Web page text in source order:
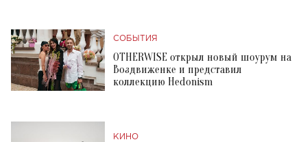
СОБЫТИЯ
OTHERWISE открыл новый шоурум на
Воздвиженке и представил
коллекцию Hedonism
КИНО